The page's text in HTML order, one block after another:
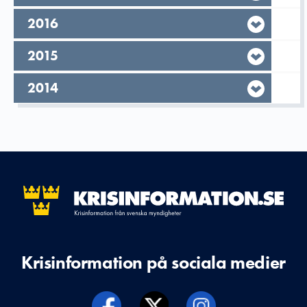
År,
2016
År,
2015
År,
2014
Krisinformation på sociala medier